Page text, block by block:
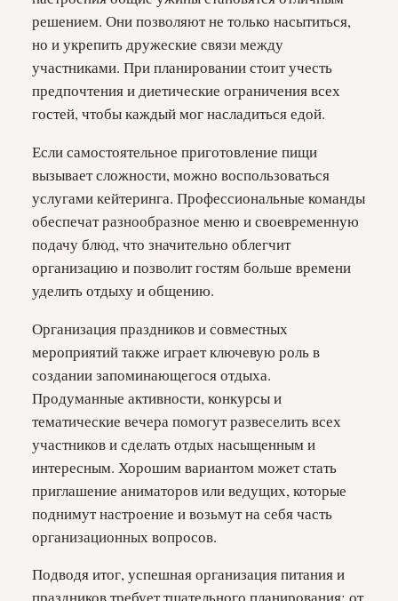
решением. Они позволяют не только насытиться,
но и укрепить дружеские связи между
участниками. При планировании стоит учесть
предпочтения и диетические ограничения всех
гостей, чтобы каждый мог насладиться едой.
Если самостоятельное приготовление пищи
вызывает сложности, можно воспользоваться
услугами кейтеринга. Профессиональные команды
обеспечат разнообразное меню и своевременную
подачу блюд, что значительно облегчит
организацию и позволит гостям больше времени
уделить отдыху и общению.
Организация праздников и совместных
мероприятий также играет ключевую роль в
создании запоминающегося отдыха.
Продуманные активности, конкурсы и
тематические вечера помогут развеселить всех
участников и сделать отдых насыщенным и
интересным. Хорошим вариантом может стать
приглашение аниматоров или ведущих, которые
поднимут настроение и возьмут на себя часть
организационных вопросов.
Подводя итог, успешная организация питания и